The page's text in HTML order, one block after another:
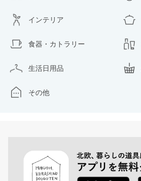
インテリア
食器・カトラリー
生活日用品
その他